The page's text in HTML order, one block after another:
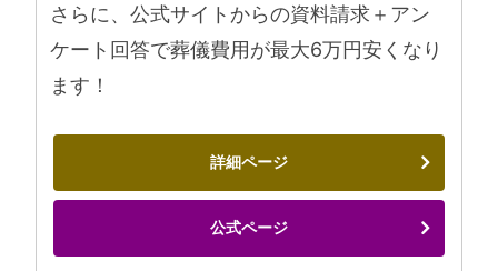
さらに、公式サイトからの資料請求＋アン
ケート回答で葬儀費用が最大6万円安くなり
ます！
詳細ページ
公式ページ